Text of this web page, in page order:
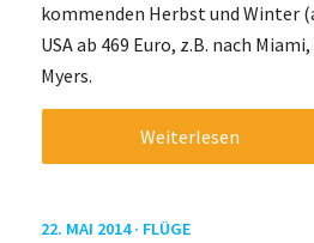
kommenden Herbst und Winter
USA ab 469 Euro, z.B. nach
Myers.
Weiterlesen
22. MAI 2014 · FLÜGE